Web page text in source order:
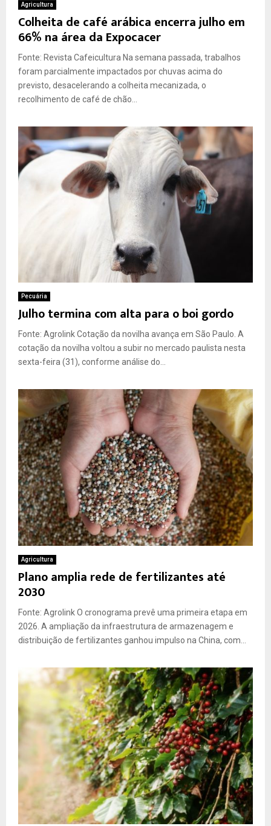
Agricultura
Colheita de café arábica encerra julho em
66% na área da Expocacer
Fonte: Revista Cafeicultura Na semana passada, trabalhos
foram parcialmente impactados por chuvas acima do
previsto, desacelerando a colheita mecanizada, o
recolhimento de café de chão...
Pecuária
Julho termina com alta para o boi gordo
Fonte: Agrolink Cotação da novilha avança em São Paulo. A
cotação da novilha voltou a subir no mercado paulista nesta
sexta-feira (31), conforme análise do...
Agricultura
Plano amplia rede de fertilizantes até
2030
Fonte: Agrolink O cronograma prevê uma primeira etapa em
2026. A ampliação da infraestrutura de armazenagem e
distribuição de fertilizantes ganhou impulso na China, com...